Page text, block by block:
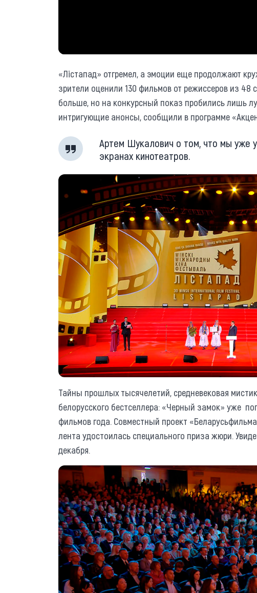
«Лiстапад» отгремел, а эмоции еще продолжают
зрители оценили 130 фильмов от режиссеров из 48
больше, но на конкурсный показ пробились лишь
интригующие анонсы, сообщили в программе
Артем Шукалович о том, что мы уже
экранах кинотеатров.
Тайны прошлых тысячелетий, средневековая
белорусского бестселлера: «Черный замок» уже
фильмов года. Совместный проект
лента удостоилась специального приза жюри.
декабря.